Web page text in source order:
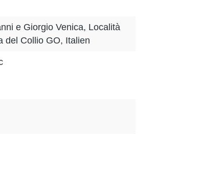
e Giorgio Venica, Località
del Collio GO, Italien